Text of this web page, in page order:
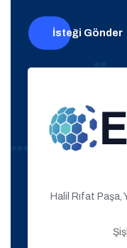
İsteği Gönder
Halil Rıfat Paşa,